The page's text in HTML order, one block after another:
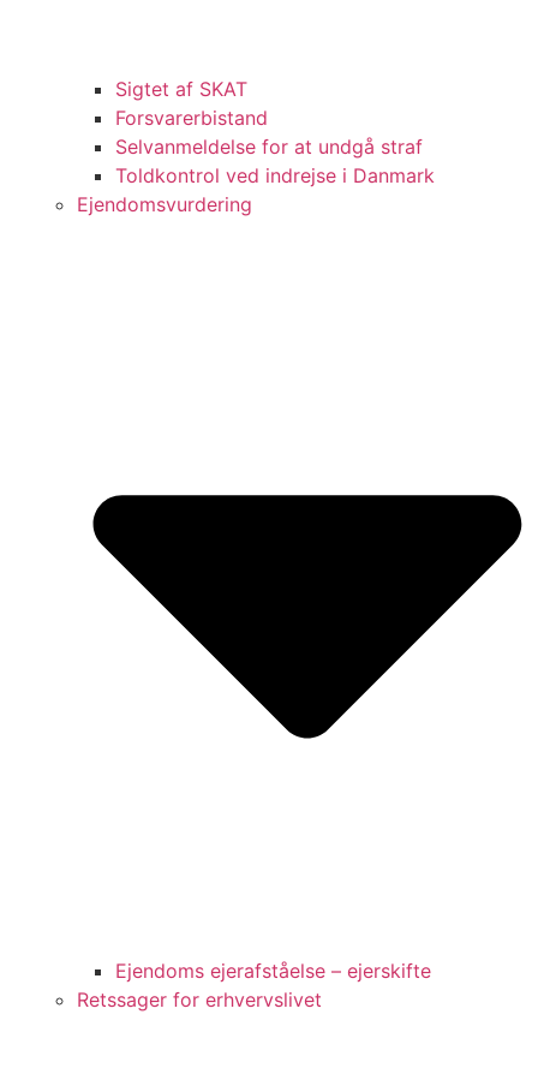
Sigtet af SKAT
Forsvarerbistand
Selvanmeldelse for at undgå straf
Toldkontrol ved indrejse i Danmark
Ejendomsvurdering
Ejendoms ejerafståelse – ejerskifte
Retssager for erhvervslivet